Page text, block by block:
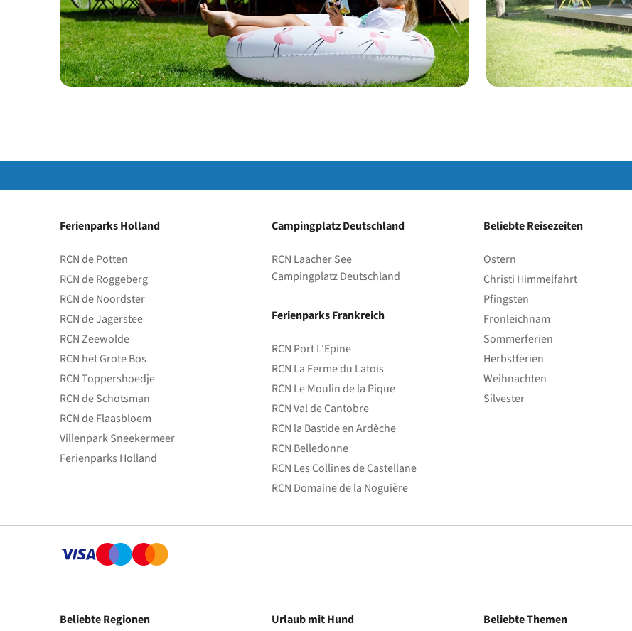
Park
Ferienparks Holland
RCN de Potten
RCN de Roggeberg
RCN de Noordster
RCN de Jagerstee
RCN Zeewolde
RCN het Grote Bos
RCN Toppershoedje
RCN de Schotsman
RCN de Flaasbloem
Villenpark Sneekermeer
Ferienparks Holland
Campingplatz Deutschland
RCN Laacher See
Campingplatz Deutschland
Ferienparks Frankreich
RCN Port L'Epine
RCN La Ferme du Latois
RCN Le Moulin de la Pique
RCN Val de Cantobre
RCN la Bastide en Ardèche
RCN Belledonne
RCN Les Collines de Castellane
RCN Domaine de la Noguière
Beliebte Reisezeiten
Ostern
Christi Himmelfahrt
Pfingsten
Fronleichnam
Sommerferien
Herbstferien
Weihnachten
Silvester
Beliebte Regionen Urlaub mit Hund Beliebte Themen